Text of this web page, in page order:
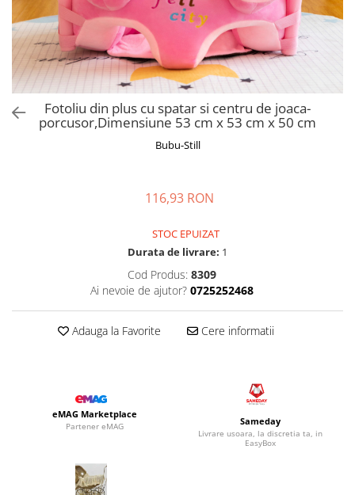
Bluze, pieptarase, mentite
Veste bebe
Rochite bebeluse
Ciorapi
Pantaloni de exterior
Bluze, pieptarase, mentite
Veste bebe
Ciorapi
Pantaloni de exterior
Bluze si pulovere
Cos depozitare jucarii
Articole mamici
Jocuri educative si de societate
Jucarii tip Montessori
Masinute electrice
Mingii
Jucarii gonflabile
Adidasi
Incaltaminte de panza
Fotoliu din plus cu spatar si centru de joaca-
porcusor,Dimensiune 53 cm x 53 cm x 50 cm
Bubu-Still
116,93 RON
STOC EPUIZAT
Durata de livrare: 1
Cod Produs: 8309
Ai nevoie de ajutor? 0725252468
Adauga la Favorite Cere informatii
eMAG Marketplace
Partener eMAG Sameday
Livrare usoara, la discretia ta, in
EasyBox